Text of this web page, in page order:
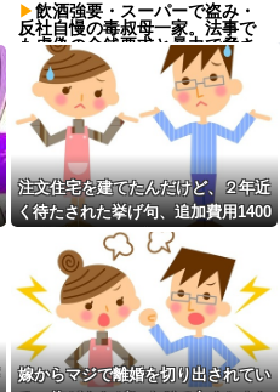
飲酒強要・スーパーで盗み・
反社自慢の毒叔母一家。法事で
も虚偽の金銭要求と暴力で脅さ
れトラウマに…祖母の死をきっ
かけに恐怖の親戚と「永久絶
縁」を決意←自分の身の安全を
最優先にして大正解
飲酒強要・スーパーで盗み・
反社自慢の毒叔母一家。法事で
も虚偽の金銭要求と暴力で脅さ
れトラウマに…祖母の死をきっ
かけに恐怖の親戚と「永久絶
縁」を決意←自分の身の安全を
最優先にして大正解
コインランドリーで私物の乾
燥機シートを「ご自由にどうぞ
だろw」と勝手に盗もうとした
DQN夫婦！注意したら「は？名
前かいてないんですけど」と逆
ギレ
ジャンポケ斉藤「同意があっ
注文住宅を建てたんだけど、２年近
く待たされた挙げ句、追加費用1400
万請求された。流石におかしいよ
ね？
嫁からマジで離婚を切り出されてい